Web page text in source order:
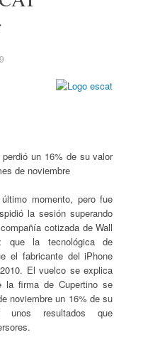
un 16% de su valor
de noviembre
momento, pero fue
la sesión superando
cotizada de Wall
que la tecnológica de
el fabricante del iPhone
El vuelco se explica
la firma de Cupertino se
noviembre un 16% de su
unos resultados que